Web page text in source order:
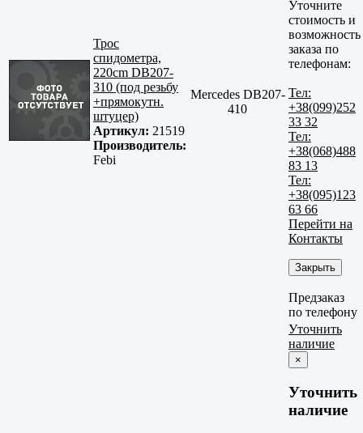
Трос
спидометра,
220cm DB207-
310 (под резьбу
+прямокутн.
штуцер)
Артикул: 21519
Производитель:
Febi
Mercedes DB207-
410
Уточните
стоимость и
возможность
заказа по
телефонам:
Тел:
+38(099)252
33 32
Тел:
+38(068)488
83 13
Тел:
+38(095)123
63 66
Перейти на
Контакты
Закрыть
Предзаказ
по телефону
Уточнить
наличие
×
Уточнить
наличие